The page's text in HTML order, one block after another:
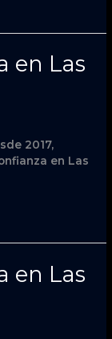
en Las
2017,
en Las
en Las